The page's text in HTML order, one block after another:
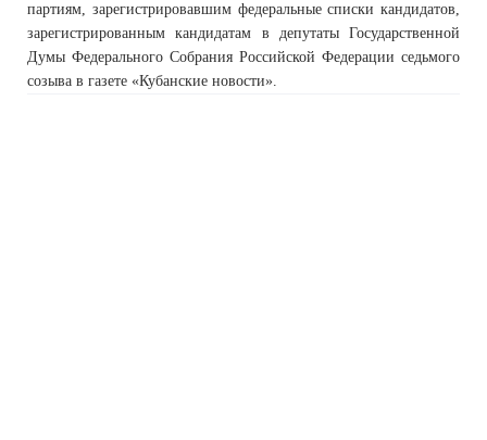
партиям, зарегистрировавшим федеральные списки кандидатов,
зарегистрированным кандидатам в депутаты Государственной
Думы Федерального Собрания Российской Федерации седьмого
созыва в газете «Кубанские новости».